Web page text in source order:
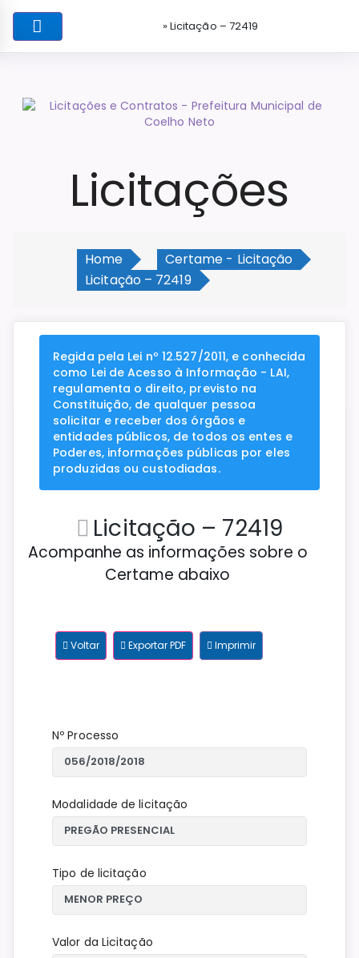
» Licitação – 72419
Licitações
Home
Certame - Licitação
Licitação – 72419
Regida pela Lei nº 12.527/2011, e conhecida
como Lei de Acesso à Informação - LAI,
regulamenta o direito, previsto na
Constituição, de qualquer pessoa
solicitar e receber dos órgãos e
entidades públicos, de todos os entes e
Poderes, informações públicas por eles
produzidas ou custodiadas.
Licitação – 72419
Acompanhe as informações sobre o
Certame abaixo
Voltar Exportar PDF Imprimir
Nº Processo
Modalidade de licitação
Tipo de licitação
Valor da Licitação